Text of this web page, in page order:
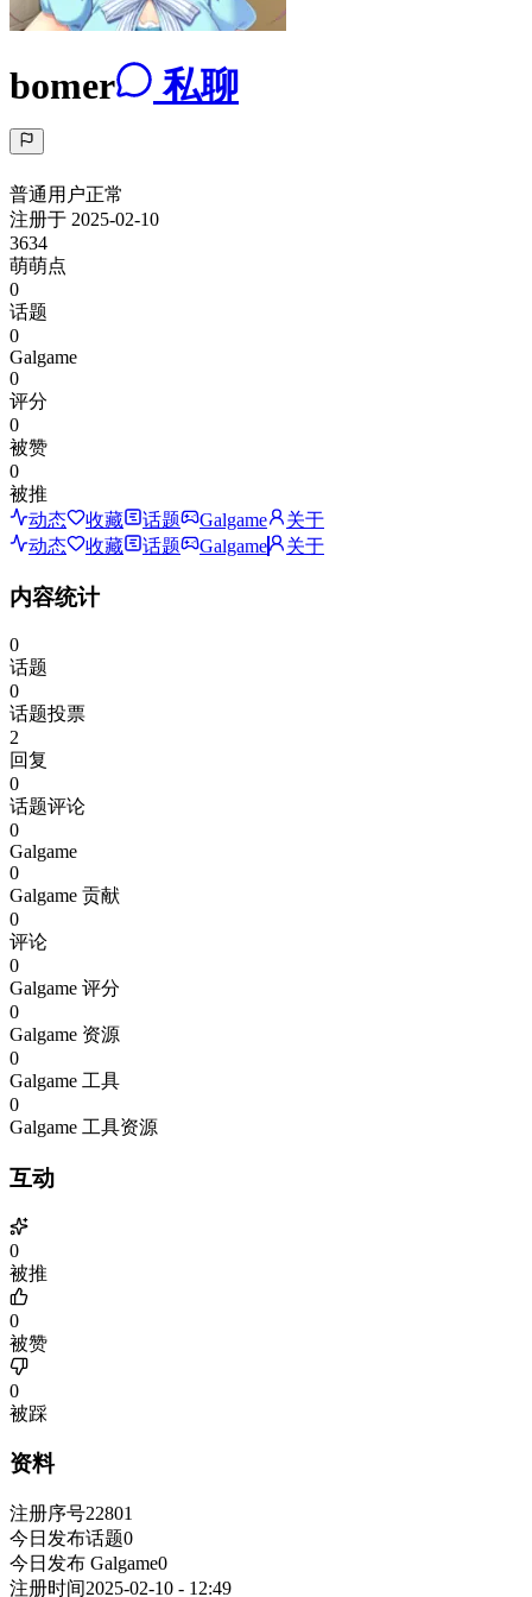
bomer 私聊
普通用户正常
注册于 2025-02-10
3634
萌萌点
0
话题
0
Galgame
0
评分
0
被赞
0
被推
动态
收藏 话题 Galgame
关于
动态
收藏 话题 Galgame 关于
内容统计
0
话题
0
话题投票
2
回复
0
话题评论
0
Galgame
0
Galgame 贡献
0
评论
0
Galgame 评分
0
Galgame 资源
0
Galgame 工具
0
Galgame 工具资源
互动
0
被推
0
被赞
0
被踩
资料
注册序号22801
今日发布话题0
今日发布 Galgame0
注册时间2025-02-10 - 12:49